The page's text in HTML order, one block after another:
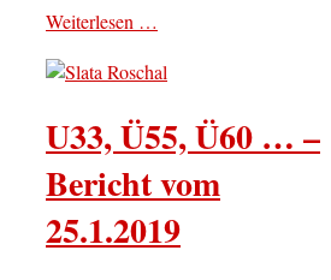
Weiterlesen …
U33, Ü55, Ü60 … –
Bericht vom
25.1.2019